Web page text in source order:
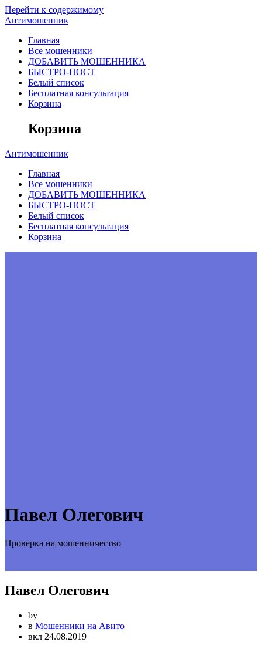
Перейти к содержимому
Антимошенник
Главная
Все мошенники
ДОБАВИТЬ МОШЕННИКА
БЫСТРО-ПОСТ
Белый список
Бесплатная консультация
Корзина
Корзина
Антимошенник
Главная
Все мошенники
ДОБАВИТЬ МОШЕННИКА
БЫСТРО-ПОСТ
Белый список
Бесплатная консультация
Корзина
Павел Олегович
Проверка на мошенничество
Павел Олегович
by
в Мошенники на Авито
вкл 24.08.2019